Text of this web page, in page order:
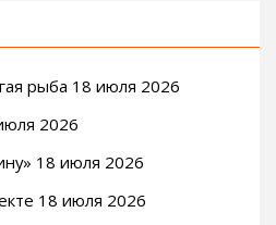
рыба 18 июля 2026
2026
18 июля 2026
18 июля 2026